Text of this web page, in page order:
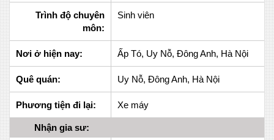
Trình độ chuyên
môn:
Sinh viên
Nơi ở hiện nay: Ấp Tó, Uy Nỗ, Đông Anh, Hà Nội
Quê quán: Uy Nỗ, Đông Anh, Hà Nội
Phương tiện đi lại: Xe máy
Nhận gia sư: